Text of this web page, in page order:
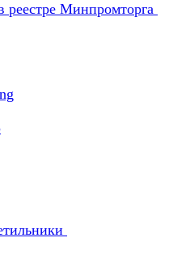
реестре Минпромторга